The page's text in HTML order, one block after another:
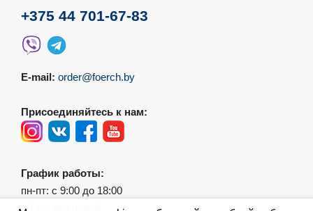
+375 44 701-67-83
E-mail: order@foerch.by
Присоединяйтесь к нам:
График работы:
пн-пт: с 9:00 до 18:00
сб-вс: выходной